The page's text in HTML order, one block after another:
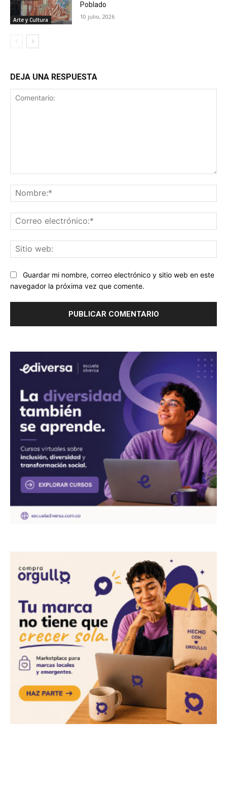
Arte y Cultura
Poblado
10 julio, 2026
DEJA UNA RESPUESTA
Guardar mi nombre, correo electrónico y sitio web en este
navegador la próxima vez que comente.